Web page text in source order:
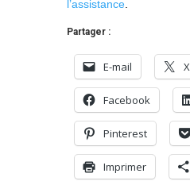
l’assistance
Partager :
E-mail X
Facebook
Pinterest
Imprimer